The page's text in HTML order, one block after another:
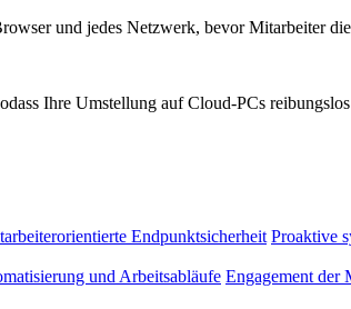
und jedes Netzwerk, bevor Mitarbeiter
Ihre Umstellung auf Cloud-PCs
Endpunktsicherheit Proaktive
und Arbeitsabläufe Engagement der